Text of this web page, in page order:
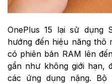
OnePlus 15 lại sử dụng
hướng đến hiệu năng thô
có phiên bản RAM lên
gần như không giới hạn,
các ứng dụng nặng.